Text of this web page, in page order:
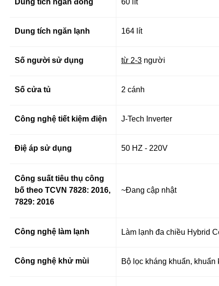
Dung tích ngăn lạnh 164 lít
Số người sử dụng từ 2-3 người
Số cửa tủ 2 cánh
Công nghệ tiết kiệm điện J-Tech Inverter
Điệ áp sử dụng 50 HZ - 220V
Công suất tiêu thụ công
bố theo TCVN 7828: 2016,
7829: 2016
~Đang cập nhật
Công nghệ làm lạnh Làm lạnh đa chiều Hybrid
Công nghệ khử mùi Bộ lọc kháng khuẩn,